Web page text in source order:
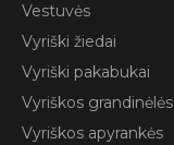
Vestuvės
Vyriški žiedai
Vyriški pakabukai
Vyriškos grandinėlės
Vyriškos apyrankės